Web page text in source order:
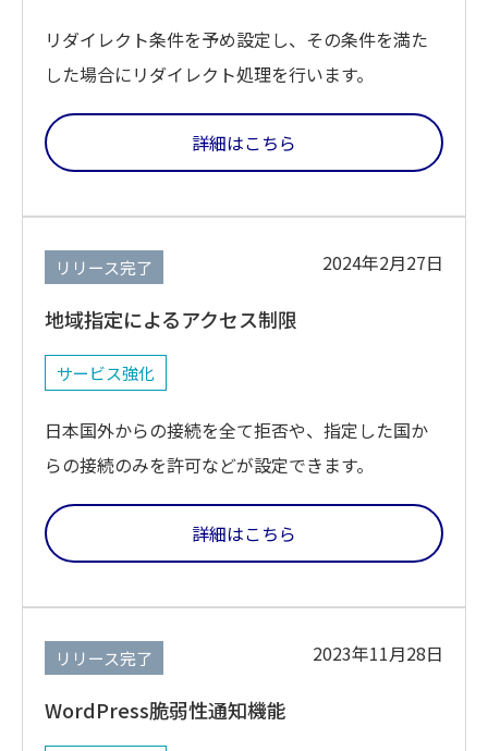
リダイレクト条件を予め設定し、その条件を満た
した場合にリダイレクト処理を行います。
詳細はこちら
リリース完了 2024年2月27日
地域指定によるアクセス制限
サービス強化
日本国外からの接続を全て拒否や、指定した国か
らの接続のみを許可などが設定できます。
詳細はこちら
リリース完了 2023年11月28日
WordPress脆弱性通知機能